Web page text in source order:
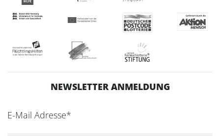
NEWSLETTER ANMELDUNG
E-Mail Adresse*